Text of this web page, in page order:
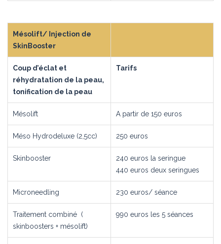
Mésolift/ Injection de
SkinBooster
Coup d’éclat et
réhydratation de la peau,
tonification de la peau
Tarifs
Mésolift A partir de 150 euros
Méso Hydrodeluxe (2,5cc) 250 euros
Skinbooster
240 euros la seringue
440 euros deux seringues
Microneedling 230 euros/ séance
Traitement combiné (
skinboosters + mésolift)
990 euros les 5 séances